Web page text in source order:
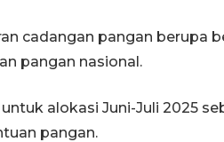
cadangan pangan berupa
pangan nasional.
alokasi Juni-Juli 2025
pangan.